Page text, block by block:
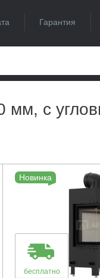
Гарантия
мм, с
Новинка
бесплатно